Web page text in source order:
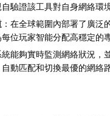
驗證該工具對自身網絡環
：在全球範圍內部署了廣泛
位玩家智能分配高穩定的
能夠實時監測網絡狀況，
動匹配和切換最優的網絡